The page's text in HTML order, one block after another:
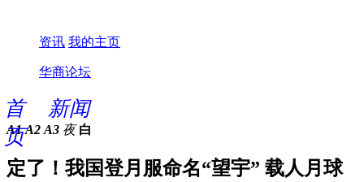
资讯 我的主页
华商论坛
首
页
新闻
A1 A2 A3 夜 白
定了！我国登月服命名“望宇” 载人月球